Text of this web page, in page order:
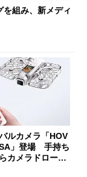
組み、新メディ
ルカメラ「HOV
」登場 手持ち
カメラドローン